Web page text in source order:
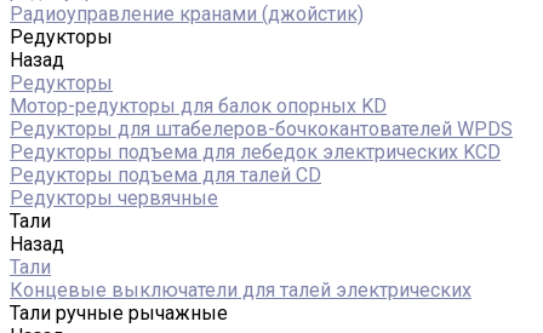
Радиоуправление кранами (джойстик)
Редукторы
Назад
Редукторы
Мотор-редукторы для балок опорных KD
Редукторы для штабелеров-бочкокантователей WPDS
Редукторы подъема для лебедок электрических KCD
Редукторы подъема для талей CD
Редукторы червячные
Тали
Назад
Тали
Концевые выключатели для талей электрических
Тали ручные рычажные